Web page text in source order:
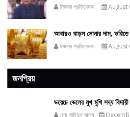
নিজস্ব প্রতিবেদক : August
আবারও বাড়ল সোনার দাম, ভরিতে
নিজস্ব প্রতিবেদক : August
জনপ্রিয়
ডয়েচে ভেলের মুখ মুখি সদ্য
মোঃ শাহিদুন আলম